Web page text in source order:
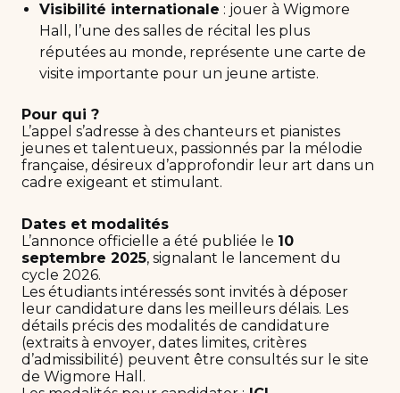
Visibilité internationale : jouer à Wigmore
Hall, l’une des salles de récital les plus
réputées au monde, représente une carte de
visite importante pour un jeune artiste.
Pour qui ?
L’appel s’adresse à des chanteurs et pianistes
jeunes et talentueux, passionnés par la mélodie
française, désireux d’approfondir leur art dans un
cadre exigeant et stimulant.
Dates et modalités
L’annonce officielle a été publiée le 10
septembre 2025, signalant le lancement du
cycle 2026.
Les étudiants intéressés sont invités à déposer
leur candidature dans les meilleurs délais. Les
détails précis des modalités de candidature
(extraits à envoyer, dates limites, critères
d’admissibilité) peuvent être consultés sur le site
de Wigmore Hall.